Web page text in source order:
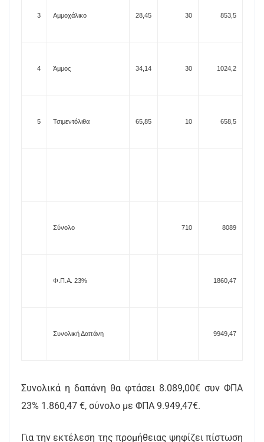
3 Αμμοχάλικο 28,45 30 853,5
4 Άμμος 34,14 30 1024,2
5 Τσιμεντόλιθα 65,85 10 658,5
Σύνολο 710 8089
Φ.Π.Α. 23% 1860,47
Συνολική Δαπάνη 9949,47
Συνολικά η δαπάνη θα φτάσει 8.089,00€ συν ΦΠΑ
23% 1.860,47 €, σύνολο με ΦΠΑ 9.949,47€.
Για την εκτέλεση της προμήθειας ψηφίζει πίστωση